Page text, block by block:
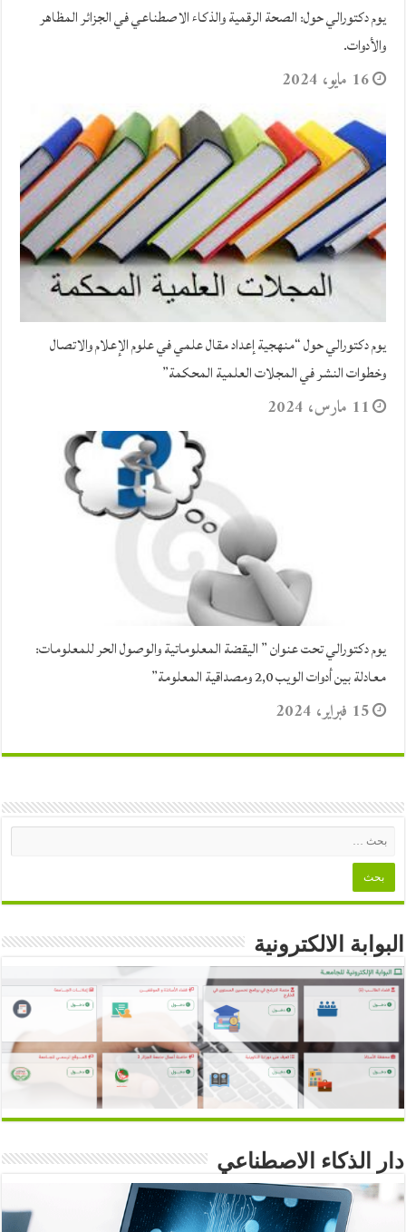
يوم دكتورالي حول: الصحة الرقمية والذكاء الاصطناعي في الجزائر المظاهر
والأدوات.
16 مايو، 2024
يوم دكتورالي حول “منهجية إعداد مقال علمي في علوم الإعلام والاتصال
وخطوات النشر في المجلات العلمية المحكمة”
11 مارس، 2024
يوم دكتورالي تحت عنوان ” اليقضة المعلوماتية والوصول الحر للمعلومات:
معادلة بين أدوات الويب 2,0 ومصداقية المعلومة”
15 فبراير، 2024
البوابة الالكترونية
دار الذكاء الاصطناعي